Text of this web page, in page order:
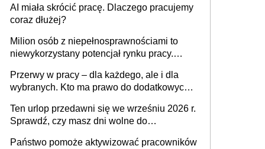
Ustaw
AI miała skrócić pracę. Dlaczego pracujemy
coraz dłużej?
Milion osób z niepełnosprawnościami to
niewykorzystany potencjał rynku pracy.
dofinansowań czy refundacji, ale bariery po
stronie systemu i świadomości
pracodawców [WYWIAD]
Przerwy w pracy – dla każdego, ale i dla
wybranych. Kto ma prawo do dodatkowych
Ten urlop przedawni się we wrześniu 2026 r.
Sprawdź, czy masz dni wolne do
Państwo pomoże aktywizować pracowników